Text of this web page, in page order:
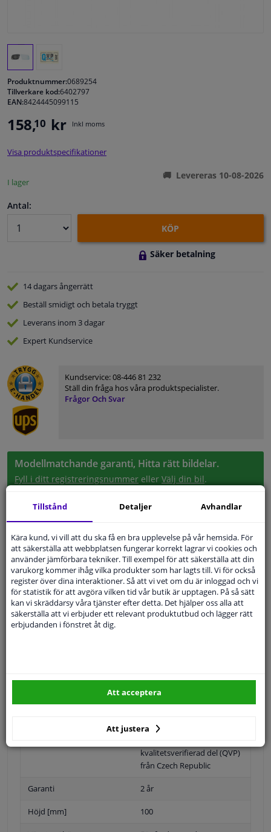
Interiör & bilklädsel
Bilvård & Tillbehör
Verkstad & Verktyg
Husbil, motorcykel, cykel & båt
Sensorer & Elsystem
Produktnummer:0689254
Tillverkare kod:6402797
EAN:8424445099115
158,10 kr Inkl moms
Visa produktspecifikationer
I lager
Levereras 10-08-2026
Antal:
KÖP
Säker betalning
14 dagarsångerrätt
Beställ smidigt och betala tryggt
Leverans inom 3 dagar
Expert Kundservice
Kundservice:08-446 81 232
Ställ din fråga hos våra produktspecialister.
Frågor Och Svar
Modellmatchande garanti, Hitta rätt bildelar.
Fyll i ditt registreringsnummer eller Välj din bil.
SÖK
Specifikationer
Position Höger passagerarsida
Ytter-/Innerspegel
6401797
kvalitetsverifierad del (QVP)
från Czech Republic
Garanti 2 år
Höjd [mm] 100
Tillstånd Detaljer Avhandlar
Kära kund, vi vill att du ska få en bra upplevelse på vår hemsida. För
att säkerställa att webbplatsen fungerar korrekt lagrar vi cookies och
använder jämförbara tekniker. Till exempel för att säkerställa att din
varukorg kommer ihåg vilka produkter som har lagts till. Vi för också
register över dina interaktioner. Så att vi vet om du är inloggad och vi
för statistik för att avgöra vilken tid vår butik är upptagen. På så sätt
kan vi skräddarsy våra tjänster efter detta. Det hjälper oss alla att
säkerställa att vi erbjuder ett relevant produktutbud och lägger rätt
erbjudanden i fönstret åt dig.
Att justera
Att acceptera